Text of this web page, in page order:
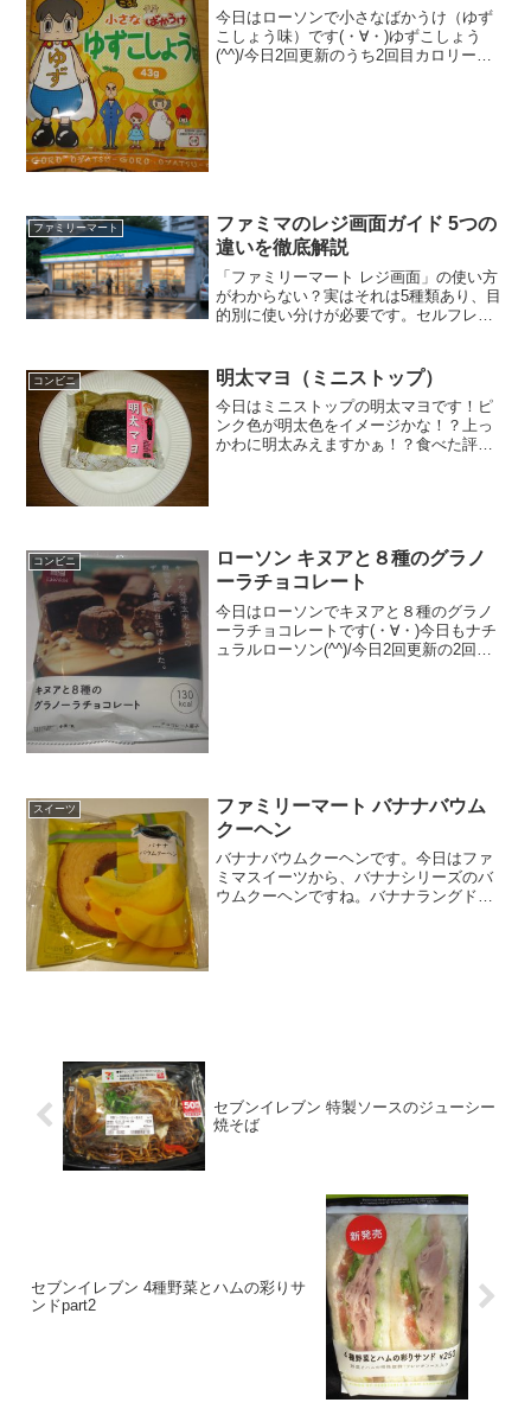
今日はローソンで小さなばかうけ（ゆず
こしょう味）です(・∀・)ゆずこしょう
(^^)/今日2回更新のうち2回目カロリーは
ファミリーマート
ファミマのレジ画面ガイド 5つの
違いを徹底解説
「ファミリーマート レジ画面」の使い方
がわからない？実はそれは5種類あり、目
的別に使い分けが必要です。セルフレジ
い操作法を網羅。このファミリーマート
レジ画面の完全ガイドで迷いを解決しま
す。
コンビニ 明太マヨ（ミニストップ）
今日はミニストップの明太マヨです！ピ
ンク色が明太色をイメージかな！？上っ
かわに明太みえますかぁ！？食べた評価
コンビニ
ローソン キヌアと８種のグラノ
ーラチョコレート
今日はローソンでキヌアと８種のグラノ
ーラチョコレートです(・∀・)今日もナチ
ュラルローソン(^^)/今日2回更新の2回目
スイーツ
ファミリーマート バナナバウム
クーヘン
バナナバウムクーヘンです。今日はファ
ミマスイーツから、バナナシリーズのバ
ウムクーヘンですね。バナナラングドシ
セブンイレブン 特製ソースのジューシー
焼そば
セブンイレブン 4種野菜とハムの彩りサ
ンドpart2